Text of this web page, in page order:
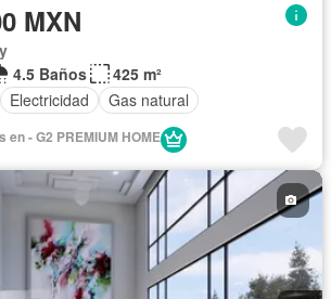
MXN
4.5 Baños
425 m²
Electricidad Gas natural
en - G2 PREMIUM HOME